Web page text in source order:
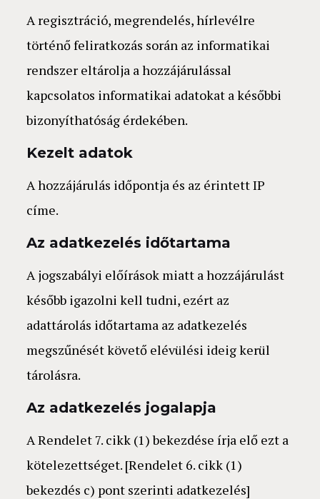
A regisztráció, megrendelés, hírlevélre
történő feliratkozás során az informatikai
rendszer eltárolja a hozzájárulással
kapcsolatos informatikai adatokat a későbbi
bizonyíthatóság érdekében.
Kezelt adatok
A hozzájárulás időpontja és az érintett IP
címe.
Az adatkezelés időtartama
A jogszabályi előírások miatt a hozzájárulást
később igazolni kell tudni, ezért az
adattárolás időtartama az adatkezelés
megszűnését követő elévülési ideig kerül
tárolásra.
Az adatkezelés jogalapja
A Rendelet 7. cikk (1) bekezdése írja elő ezt a
kötelezettséget. [Rendelet 6. cikk (1)
bekezdés c) pont szerinti adatkezelés]